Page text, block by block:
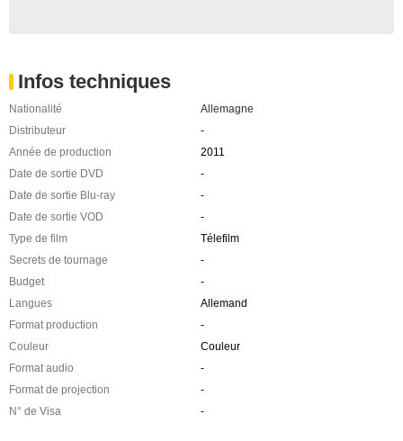
Infos techniques
Nationalité
Allemagne
Distributeur
-
Année de production
2011
Date de sortie DVD
-
Date de sortie Blu-ray
-
Date de sortie VOD
-
Type de film
Télefilm
Secrets de tournage
-
Budget
-
Langues
Allemand
Format production
-
Couleur
Couleur
Format audio
-
Format de projection
-
N° de Visa
-